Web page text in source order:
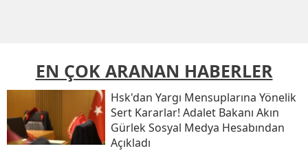
EN ÇOK ARANAN HABERLER
Hsk'dan Yargı Mensuplarına Yönelik
Sert Kararlar! Adalet Bakanı Akın
Gürlek Sosyal Medya Hesabından
Açıkladı